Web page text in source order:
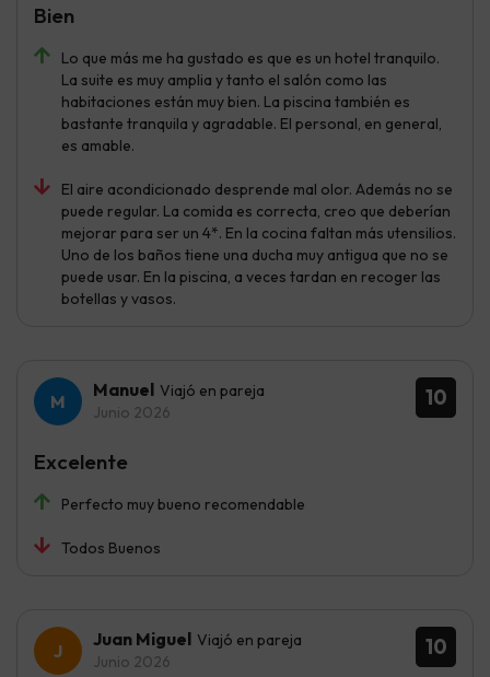
Lo que más me ha gustado es que es un hotel tranquilo.
La suite es muy amplia y tanto el salón como las
habitaciones están muy bien. La piscina también es
bastante tranquila y agradable. El personal, en general,
es amable.
El aire acondicionado desprende mal olor. Además no se
puede regular. La comida es correcta, creo que deberían
mejorar para ser un 4*. En la cocina faltan más utensilios.
Uno de los baños tiene una ducha muy antigua que no se
puede usar. En la piscina, a veces tardan en recoger las
botellas y vasos.
Bien
10
Manuel Viajó en pareja
Junio 2026
Perfecto muy bueno recomendable
Todos Buenos
Excelente
10
Juan Miguel Viajó en pareja
Junio 2026